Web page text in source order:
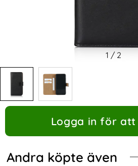
1 / 2
Logga in för att
Andra köpte även